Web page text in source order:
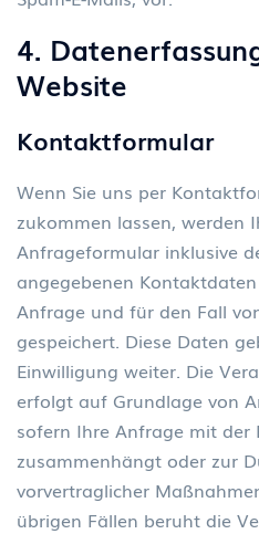
4.
Website
Kontaktformular
Wenn Sie uns per
zukommen lassen, werden
Anfrageformular inklusive
angegebenen
Anfrage und für den Fall
gespeichert. Diese Daten
Einwilligung weiter. Die
erfolgt auf Grundlage von
sofern Ihre Anfrage mit der
zusammenhängt oder zur
vorvertraglicher
übrigen Fällen beruht die